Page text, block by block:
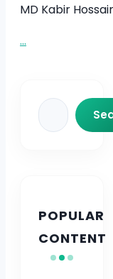
MD Kabir
...
Search
POPULAR
CONTENT